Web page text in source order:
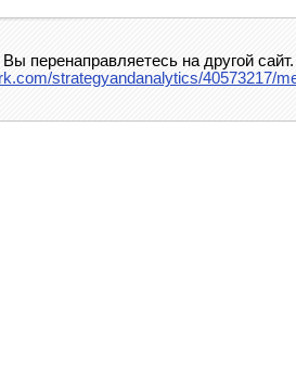
перенаправляетесь на другой
strategyandanalytics/40573217/